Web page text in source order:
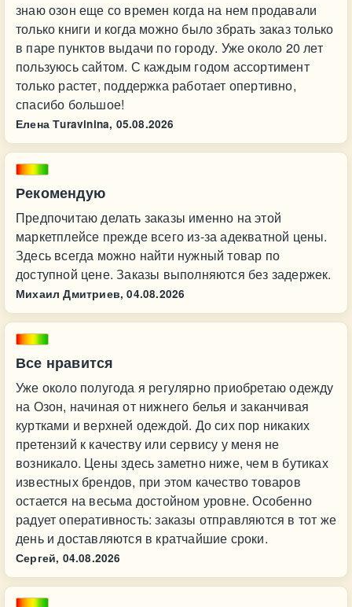
знаю озон еще со времен когда на нем продавали
только книги и когда можно было збрать заказ только
в паре пунктов выдачи по городу. Уже около 20 лет
пользуюсь сайтом. С каждым годом ассортимент
только растет, поддержка работает опертивно,
спасибо большое!
Елена Тuravinina, 05.08.2026
Рекомендую
Предпочитаю делать заказы именно на этой
маркетплейсе прежде всего из-за адекватной цены.
Здесь всегда можно найти нужный товар по
доступной цене. Заказы выполняются без задержек.
Михаил Дмитриев, 04.08.2026
Все нравится
Уже около полугода я регулярно приобретаю одежду
на Озон, начиная от нижнего белья и заканчивая
куртками и верхней одеждой. До сих пор никаких
претензий к качеству или сервису у меня не
возникало. Цены здесь заметно ниже, чем в бутиках
известных брендов, при этом качество товаров
остается на весьма достойном уровне. Особенно
радует оперативность: заказы отправляются в тот же
день и доставляются в кратчайшие сроки.
Сергей, 04.08.2026